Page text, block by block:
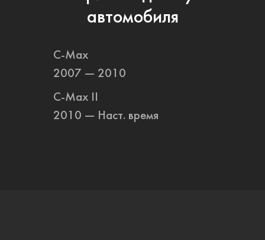
автомобиля
C-Max
2007 — 2010
C-Max II
2010 — Наст. время